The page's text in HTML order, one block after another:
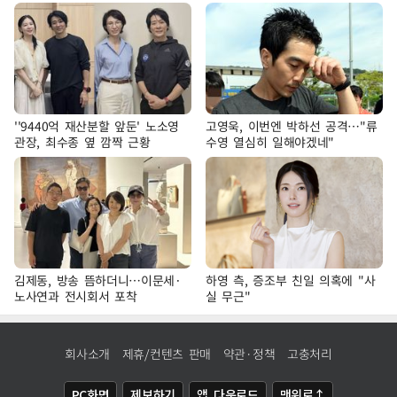
''9440억 재산분할 앞둔' 노소영
관장, 최수종 옆 깜짝 근황
고영욱, 이번엔 박하선 공격…"류
수영 열심히 일해야겠네"
김제동, 방송 뜸하더니…이문세·
노사연과 전시회서 포착
하영 측, 증조부 친일 의혹에 "사
실 무근"
회사소개 제휴/컨텐츠 판매 약관·정책 고충처리